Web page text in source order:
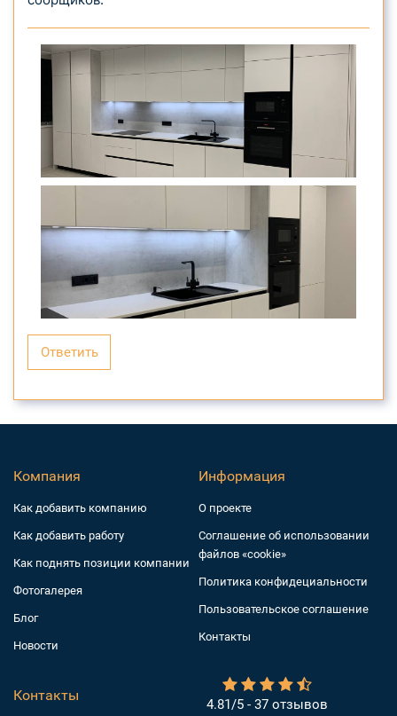
Ответить
4.81/5 - 37 отзывов
Компания
Как добавить компанию
Как добавить работу
Как поднять позиции компании
Фотогалерея
Блог
Новости
Информация
О проекте
Соглашение об использовании
файлов «cookie»
Политика конфидециальности
Пользовательское соглашение
Контакты
Контакты